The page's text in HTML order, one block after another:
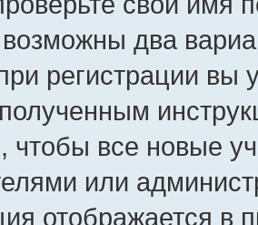
два
регистрации вы
чтобы все новые
или
отображается в